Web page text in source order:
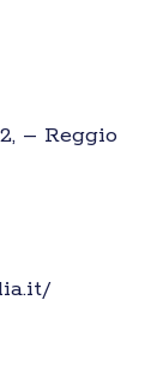
– Reggio